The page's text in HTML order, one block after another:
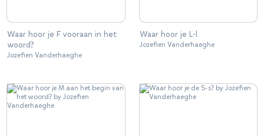
Waar hoor je F vooraan in het
woord?
Jozefien Vanderhaeghe
Waar hoor je L-l
Jozefien Vanderhaeghe